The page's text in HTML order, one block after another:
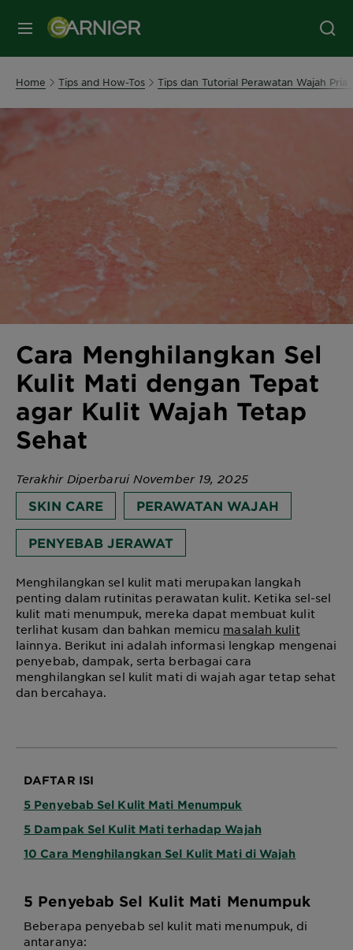
MENU
Home Tips and How-Tos Tips dan Tutorial Perawatan Wajah Pria
Cara Menghilangkan Sel
Kulit Mati dengan Tepat
agar Kulit Wajah Tetap
Sehat
Terakhir Diperbarui November 19, 2025
SKIN CARE PERAWATAN WAJAH
PENYEBAB JERAWAT
Menghilangkan sel kulit mati merupakan langkah
penting dalam rutinitas perawatan kulit. Ketika sel-sel
kulit mati menumpuk, mereka dapat membuat kulit
terlihat kusam dan bahkan memicu masalah kulit
lainnya. Berikut ini adalah informasi lengkap mengenai
penyebab, dampak, serta berbagai cara
menghilangkan sel kulit mati di wajah agar tetap sehat
dan bercahaya.
DAFTAR ISI
5 Penyebab Sel Kulit Mati Menumpuk
5 Dampak Sel Kulit Mati terhadap Wajah
10 Cara Menghilangkan Sel Kulit Mati di Wajah
5 Penyebab Sel Kulit Mati Menumpuk
Beberapa penyebab sel kulit mati menumpuk, di
antaranya: